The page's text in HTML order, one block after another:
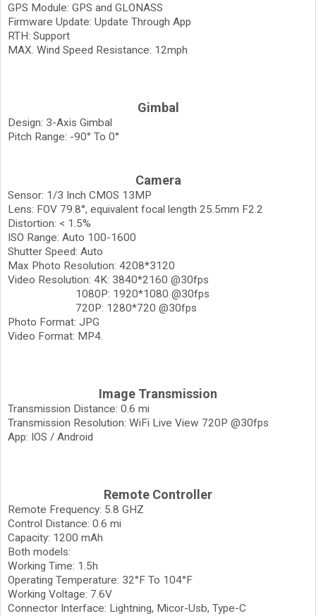
GPS Module: GPS and GLONASS
Firmware Update: Update Through App
RTH: Support
MAX. Wind Speed Resistance: 12mph
Gimbal
Design: 3-Axis Gimbal
Pitch Range: -90° To 0°
Camera
Sensor: 1/3 Inch CMOS 13MP
Lens: FOV 79.8°, equivalent focal length 25.5mm F2.2
Distortion: < 1.5%
ISO Range: Auto 100-1600
Shutter Speed: Auto
Max Photo Resolution: 4208*3120
Video Resolution: 4K: 3840*2160 @30fps
1080P: 1920*1080 @30fps
720P: 1280*720 @30fps
Photo Format: JPG
Video Format: MP4.
Image Transmission
Transmission Distance: 0.6 mi
Transmission Resolution: WiFi Live View 720P @30fps
App: IOS / Android
Remote Controller
Remote Frequency: 5.8 GHZ
Control Distance: 0.6 mi
Capacity: 1200 mAh
Both models:
Working Time: 1.5h
Operating Temperature: 32°F To 104°F
Working Voltage: 7.6V
Connector Interface: Lightning, Micor-Usb, Type-C